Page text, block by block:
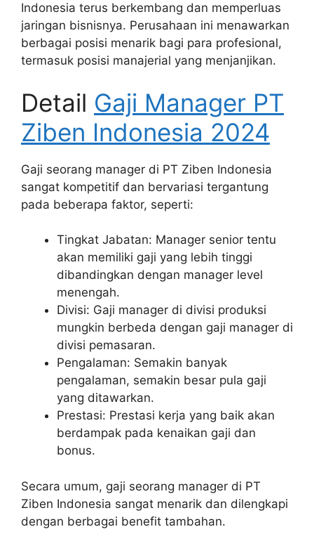
Indonesia terus berkembang dan memperluas
jaringan bisnisnya. Perusahaan ini menawarkan
berbagai posisi menarik bagi para profesional,
termasuk posisi manajerial yang menjanjikan.
Detail Gaji Manager PT
Ziben Indonesia 2024
Gaji seorang manager di PT Ziben Indonesia
sangat kompetitif dan bervariasi tergantung
pada beberapa faktor, seperti:
Tingkat Jabatan: Manager senior tentu
akan memiliki gaji yang lebih tinggi
dibandingkan dengan manager level
menengah.
Divisi: Gaji manager di divisi produksi
mungkin berbeda dengan gaji manager di
divisi pemasaran.
Pengalaman: Semakin banyak
pengalaman, semakin besar pula gaji
yang ditawarkan.
Prestasi: Prestasi kerja yang baik akan
berdampak pada kenaikan gaji dan
bonus.
Secara umum, gaji seorang manager di PT
Ziben Indonesia sangat menarik dan dilengkapi
dengan berbagai benefit tambahan.